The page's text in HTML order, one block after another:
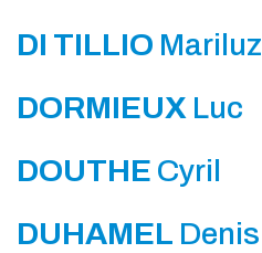
DI TILLIO Mariluz
DORMIEUX Luc
DOUTHE Cyril
DUHAMEL Denis